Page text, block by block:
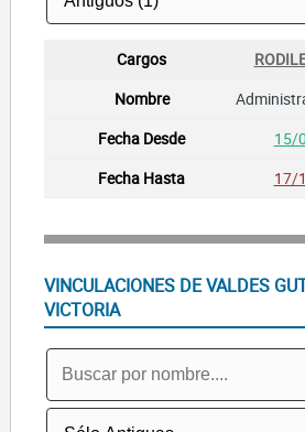
15/
17/
VINCULACIONES DE VALDES
VICTORIA